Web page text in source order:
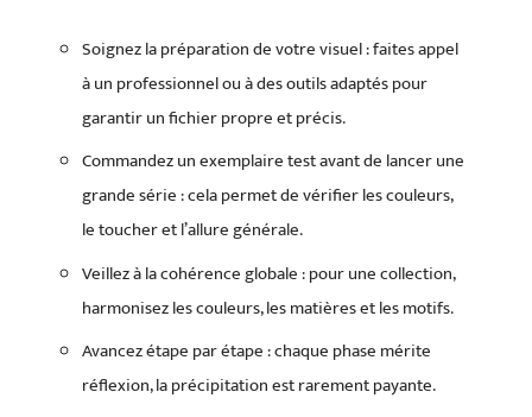
Soignez la préparation de votre visuel : faites appel
à un professionnel ou à des outils adaptés pour
garantir un fichier propre et précis.
Commandez un exemplaire test avant de lancer une
grande série : cela permet de vérifier les couleurs,
le toucher et l’allure générale.
Veillez à la cohérence globale : pour une collection,
harmonisez les couleurs, les matières et les motifs.
Avancez étape par étape : chaque phase mérite
réflexion, la précipitation est rarement payante.